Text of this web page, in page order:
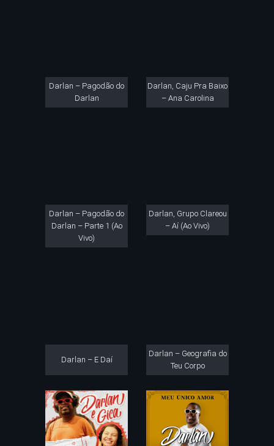
Darlan – Pagodão do
Darlan
Darlan, Caju Pra Baixo
– Ana Carolina
Darlan – Pagodão do
Darlan – Parte 1 (Ao
Vivo)
Darlan, Grupo Clareou
– Aí (Ao Vivo)
Darlan – E Daí
Darlan – Geografia do
Teu Corpo